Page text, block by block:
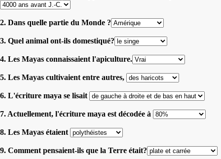
2. Dans quelle partie du Monde ?
3. Quel animal ont-ils domestiqué?
4. Les Mayas connaissaient l'apiculture.
5. Les Mayas cultivaient entre autres,
6. L'écriture maya se lisait
7. Actuellement, l'écriture maya est décodée à
8. Les Mayas étaient
9. Comment pensaient-ils que la Terre était?